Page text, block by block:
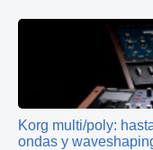
Korg multi/poly:
ondas y